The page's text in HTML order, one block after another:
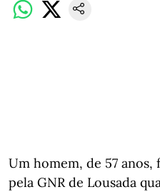
Um homem, de 57
pela GNR de Lousada